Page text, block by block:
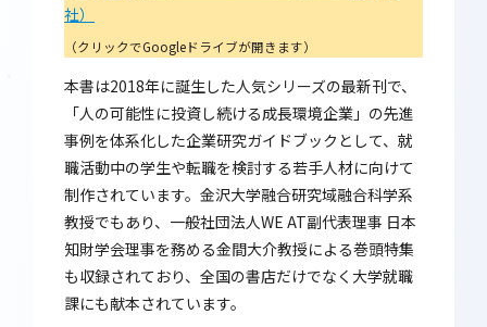
社）
（クリックでGoogleドライブが開きます）
本書は2018年に誕生した人気シリーズの最新刊で、
「人の可能性に投資し続ける成長環境企業」の先進
事例を体系化した企業研究ガイドブックとして、就
職活動中の学生や転職を検討する若手人材に向けて
制作されています。金沢大学融合研究域融合科学系
教授でもあり、一般社団法人WE AT副代表理事 日本
知財学会理事を務める金間大介教授による巻頭特集
も収録されており、全国の書店だけでなく大学就職
課にも献本されています。